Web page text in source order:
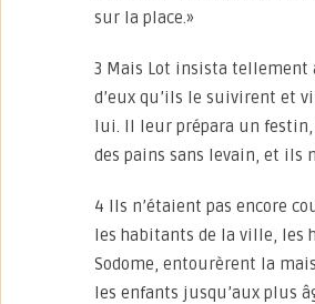
sur la place.»
3 Mais Lot insista tellement
d’eux qu’ils le suivirent et
lui. Il leur prépara un
des pains sans levain, et ils
4 Ils n’étaient pas encore
les habitants de la ville, les
Sodome, entourèrent la
les enfants jusqu’aux plus